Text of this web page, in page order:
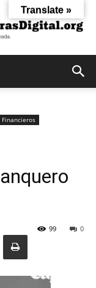
0
99
Translate »